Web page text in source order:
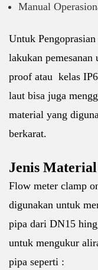
Manual
Untuk
lakukan
proof atau kelas
laut bisa juga
material yang
berkarat.
Jenis
Flow meter clamp
digunakan untuk
pipa dari DN15
untuk mengukur
pipa seperti :